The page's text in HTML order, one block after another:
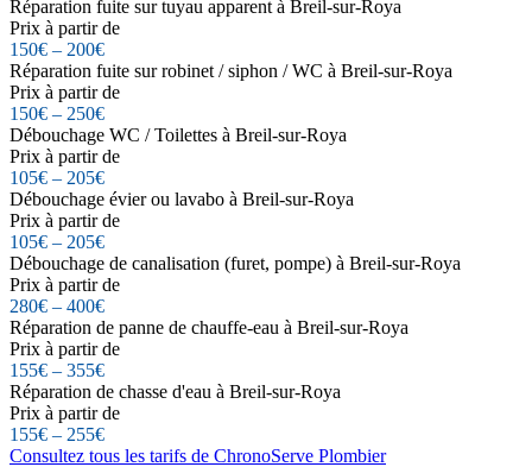
Réparation fuite sur tuyau apparent à Breil-sur-Roya
Prix à partir de
150€ – 200€
Réparation fuite sur robinet / siphon / WC à Breil-sur-Roya
Prix à partir de
150€ – 250€
Débouchage WC / Toilettes à Breil-sur-Roya
Prix à partir de
105€ – 205€
Débouchage évier ou lavabo à Breil-sur-Roya
Prix à partir de
105€ – 205€
Débouchage de canalisation (furet, pompe) à Breil-sur-Roya
Prix à partir de
280€ – 400€
Réparation de panne de chauffe-eau à Breil-sur-Roya
Prix à partir de
155€ – 355€
Réparation de chasse d'eau à Breil-sur-Roya
Prix à partir de
155€ – 255€
Consultez tous les tarifs de ChronoServe Plombier